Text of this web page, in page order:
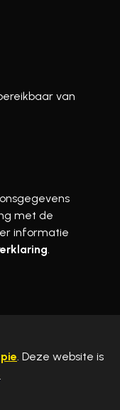
van
met de
informatie
.
. Deze website is
.